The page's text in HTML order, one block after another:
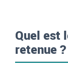
Quel est
retenue?